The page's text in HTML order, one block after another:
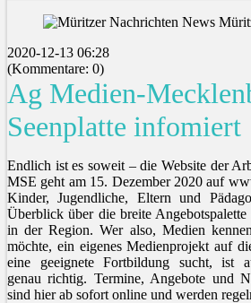
2020-12-13 06:28
(Kommentare: 0)
Ag Medien-
Seenplatte infomiert
Endlich ist es soweit – die Website der
MSE geht am 15. Dezember 2020 auf
Kinder, Jugendliche, Eltern und
Überblick über die breite
in der Region. Wer also, Medien
möchte, ein eigenes Medienprojekt auf
eine geeignete Fortbildung sucht, ist
genau richtig. Termine, Angebote und
sind hier ab sofort online und werden